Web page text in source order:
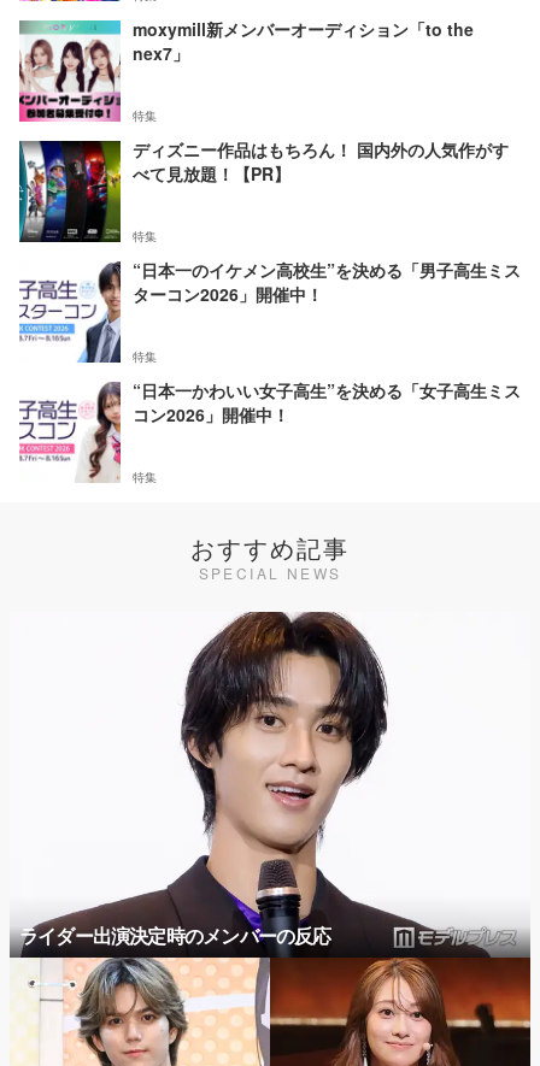
moxymill新メンバーオーディション「to the
nex7」
特集
ディズニー作品はもちろん！ 国内外の人気作がす
べて見放題！【PR】
特集
“日本一のイケメン高校生”を決める「男子高生ミス
ターコン2026」開催中！
特集
“日本一かわいい女子高生”を決める「女子高生ミス
コン2026」開催中！
特集
おすすめ記事
SPECIAL NEWS
ライダー出演決定時のメンバーの反応